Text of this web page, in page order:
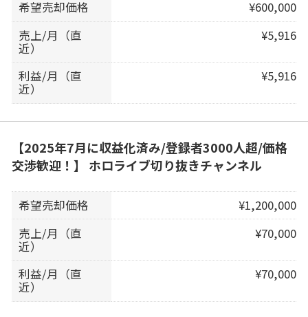
希望売却価格
¥600,000
売上/月（直
近）
¥5,916
利益/月（直
近）
¥5,916
【2025年7月に収益化済み/登録者3000人超/価格
交渉歓迎！】 ホロライブ切り抜きチャンネル
希望売却価格
¥1,200,000
売上/月（直
近）
¥70,000
利益/月（直
近）
¥70,000